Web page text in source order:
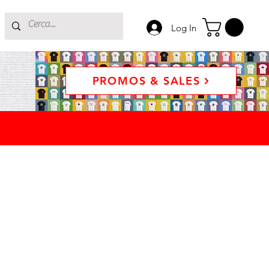
Log In
PROMOS & SALES